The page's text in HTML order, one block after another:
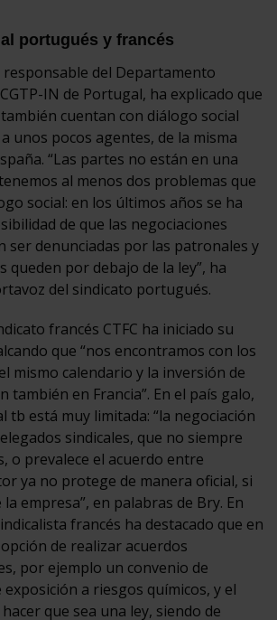
portugués y francés
del Departamento
IN de Portugal, ha explicado que
cuentan con diálogo social
unos pocos agentes, de la misma
“Las partes no están en una
al menos dos problemas que
social: en los últimos años se ha
de que las negociaciones
ser denunciadas por las patronales y
queden por debajo de la ley”, ha
del sindicato portugués.
francés CTFC ha iniciado su
que “nos encontramos con los
mismo calendario y la inversión de
también en Francia”. En el país galo,
tb está muy limitada: “la negociación
sindicales, que no siempre
o prevalece el acuerdo entre
ya no protege de manera oficial, si
empresa”, en palabras de Bry. En
francés ha destacado que en
de realizar acuerdos
por ejemplo un convenio de
a riesgos químicos, y el
que sea una ley, siendo de